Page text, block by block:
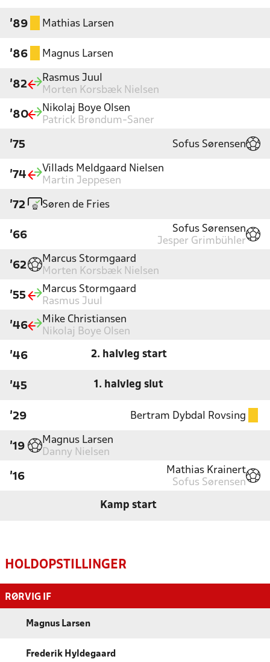
'89 Mathias Larsen
'86 Magnus Larsen
'82
Rasmus Juul
Morten Korsbæk Nielsen
'80
Nikolaj Boye Olsen
Patrick Brøndum-Saner
'75 Sofus Sørensen
'74
Villads Meldgaard Nielsen
Martin Jeppesen
'72 Søren de Fries
'66
Sofus Sørensen
Jesper Grimbühler
'62
Marcus Stormgaard
Morten Korsbæk Nielsen
'55
Marcus Stormgaard
Rasmus Juul
'46
Mike Christiansen
Nikolaj Boye Olsen
'46 2. halvleg start
'45 1. halvleg slut
'29 Bertram Dybdal Rovsing
'19
Magnus Larsen
Danny Nielsen
'16
Mathias Krainert
Sofus Sørensen
Kamp start
HOLDOPSTILLINGER
RØRVIG IF
Magnus Larsen
Frederik Hyldegaard